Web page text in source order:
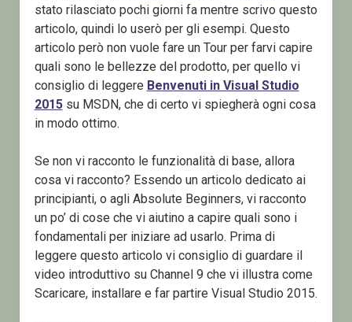
stato rilasciato pochi giorni fa mentre scrivo questo
articolo, quindi lo userò per gli esempi. Questo
articolo però non vuole fare un Tour per farvi capire
quali sono le bellezze del prodotto, per quello vi
consiglio di leggere Benvenuti in Visual Studio
2015su MSDN, che di certo vi spiegherà ogni cosa
in modo ottimo.
Se non vi racconto le funzionalità di base, allora
cosa vi racconto? Essendo un articolo dedicato ai
principianti, o agli Absolute Beginners, vi racconto
un po’ di cose che vi aiutino a capire quali sono i
fondamentali per iniziare ad usarlo. Prima di
leggere questo articolo vi consiglio di guardare il
video introduttivo su Channel 9 che vi illustra come
Scaricare, installare e far partire Visual Studio 2015.